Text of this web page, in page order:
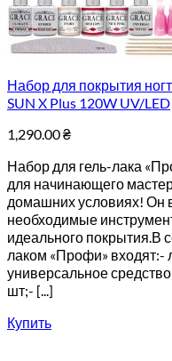
Набор для покрытия
SUN X Plus 120W UV/LED
1,290.00₴
Набор для гель-лака
для начинающего
домашних условиях! Он
необходимые
идеального покрытия.В
лаком «Профи» входят:-
универсальное
шт;- [...]
Купить